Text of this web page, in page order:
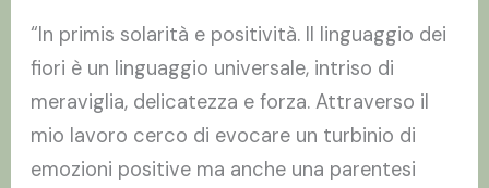
“In primis solarità e positività. Il linguaggio dei
fiori è un linguaggio universale, intriso di
meraviglia, delicatezza e forza. Attraverso il
mio lavoro cerco di evocare un turbinio di
emozioni positive ma anche una parentesi